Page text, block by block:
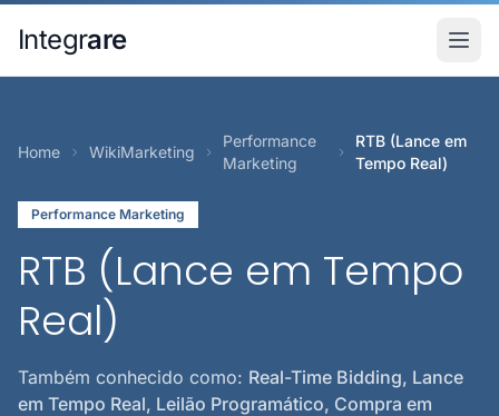
Integrare
Home WikiMarketing
Performance
Marketing
RTB (Lance em
Tempo Real)
Performance Marketing
RTB (Lance em Tempo
Real)
Também conhecido como: Real-Time Bidding, Lance
em Tempo Real, Leilão Programático, Compra em